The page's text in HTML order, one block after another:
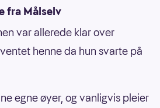
fra Målselv
var allerede klar over
henne da hun svarte på
egne øyer, og vanligvis pleier